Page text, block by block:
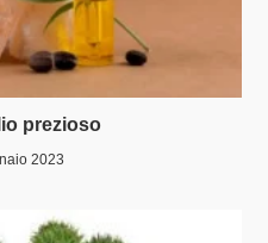
prezioso
2023